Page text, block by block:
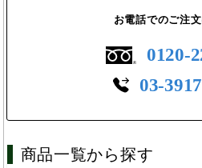
お電話でのご注
0120-
03-
商品一覧から探す